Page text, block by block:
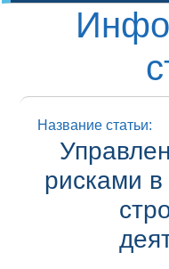
Название статьи:
рисками в